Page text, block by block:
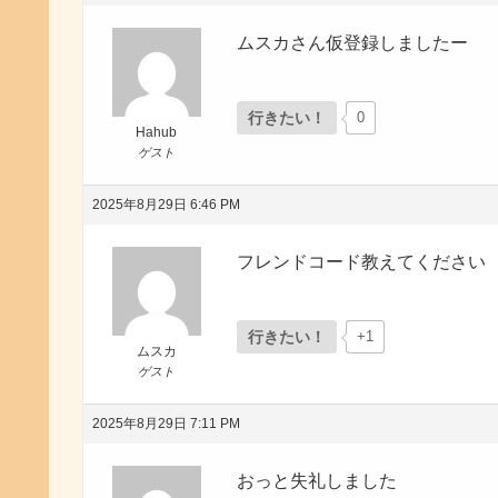
Hahub
ゲスト
ムスカさん仮登録しましたー
行きたい！ 0
2025年8月29日 6:46 PM
ムスカ
ゲスト
フレンドコード教えてください
行きたい！ +1
2025年8月29日 7:11 PM
おっと失礼しました